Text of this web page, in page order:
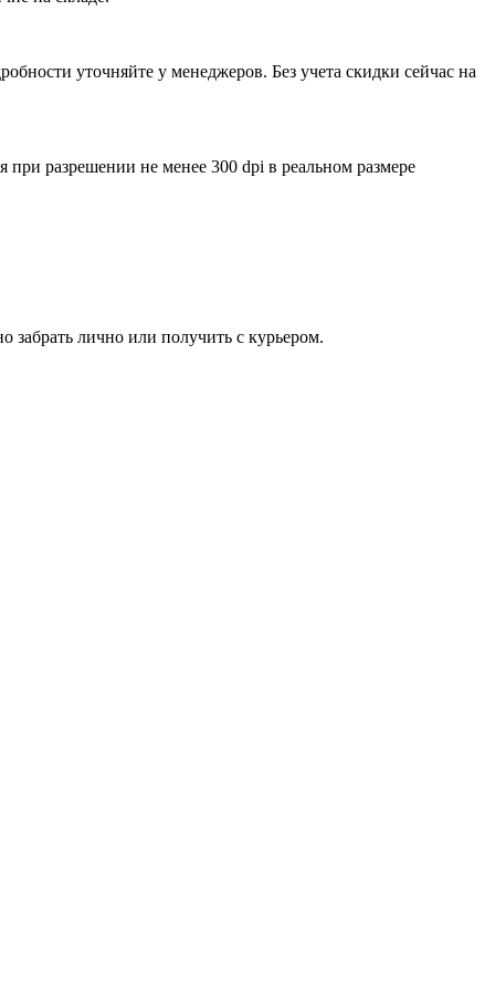
уточняйте у менеджеров. Без учета скидки сейчас на
разрешении не менее 300 dpi в реальном размере
лично или получить с курьером.